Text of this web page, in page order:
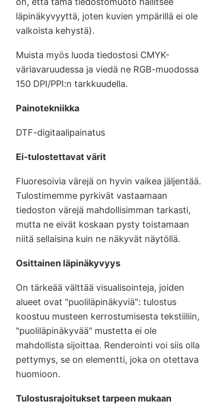
läpinäkyvyyttä, joten kuvien ympärillä ei ole
valkoista kehystä).
Muista myös luoda tiedostosi CMYK-
väriavaruudessa ja viedä ne RGB-muodossa
150 DPI/PPI:n tarkkuudella.
Painotekniikka
DTF-digitaalipainatus
Ei-tulostettavat värit
Fluoresoivia värejä on hyvin vaikea jäljentää.
Tulostimemme pyrkivät vastaamaan
tiedoston värejä mahdollisimman tarkasti,
mutta ne eivät koskaan pysty toistamaan
niitä sellaisina kuin ne näkyvät näytöllä.
Osittainen läpinäkyvyys
On tärkeää välttää visualisointeja, joiden
alueet ovat "puoliläpinäkyviä": tulostus
koostuu musteen kerrostumisesta tekstiiliin,
"puoliläpinäkyvää" mustetta ei ole
mahdollista sijoittaa. Renderointi voi siis olla
pettymys, se on elementti, joka on otettava
huomioon.
Tulostusrajoitukset tarpeen mukaan